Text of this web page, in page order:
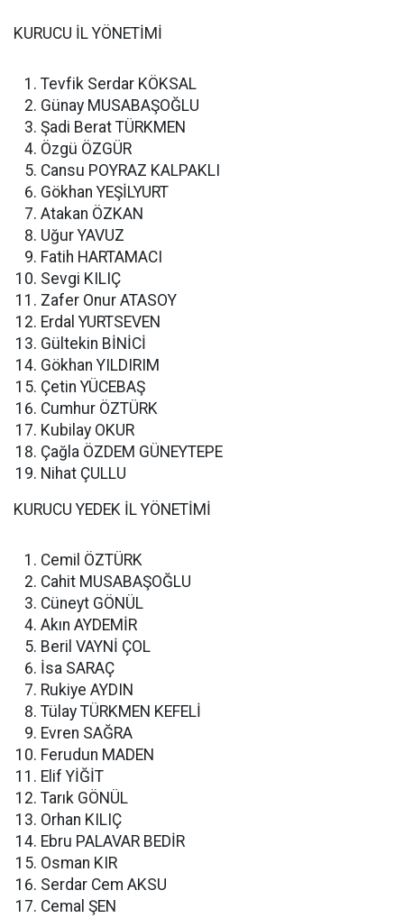
KURUCU İL YÖNETİMİ
Tevfik Serdar KÖKSAL
Günay MUSABAŞOĞLU
Şadi Berat TÜRKMEN
Özgü ÖZGÜR
Cansu POYRAZ KALPAKLI
Gökhan YEŞİLYURT
Atakan ÖZKAN
Uğur YAVUZ
Fatih HARTAMACI
Sevgi KILIÇ
Zafer Onur ATASOY
Erdal YURTSEVEN
Gültekin BİNİCİ
Gökhan YILDIRIM
Çetin YÜCEBAŞ
Cumhur ÖZTÜRK
Kubilay OKUR
Çağla ÖZDEM GÜNEYTEPE
Nihat ÇULLU
KURUCU YEDEK İL YÖNETİMİ
Cemil ÖZTÜRK
Cahit MUSABAŞOĞLU
Cüneyt GÖNÜL
Akın AYDEMİR
Beril VAYNİ ÇOL
İsa SARAÇ
Rukiye AYDIN
Tülay TÜRKMEN KEFELİ
Evren SAĞRA
Ferudun MADEN
Elif YİĞİT
Tarık GÖNÜL
Orhan KILIÇ
Ebru PALAVAR BEDİR
Osman KIR
Serdar Cem AKSU
Cemal ŞEN